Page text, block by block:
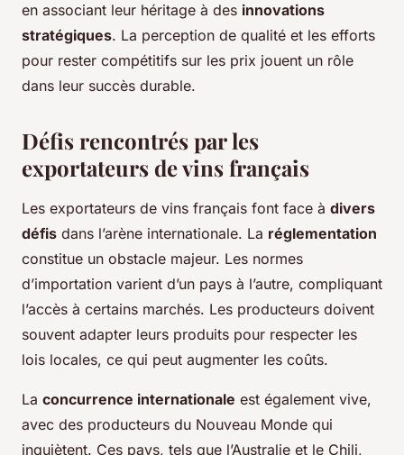
en associant leur héritage à des innovations
stratégiques. La perception de qualité et les efforts
pour rester compétitifs sur les prix jouent un rôle
dans leur succès durable.
Défis rencontrés par les
exportateurs de vins français
Les exportateurs de vins français font face à divers
défis dans l’arène internationale. La réglementation
constitue un obstacle majeur. Les normes
d’importation varient d’un pays à l’autre, compliquant
l’accès à certains marchés. Les producteurs doivent
souvent adapter leurs produits pour respecter les
lois locales, ce qui peut augmenter les coûts.
La concurrence internationale est également vive,
avec des producteurs du Nouveau Monde qui
inquiètent. Ces pays, tels que l’Australie et le Chili,